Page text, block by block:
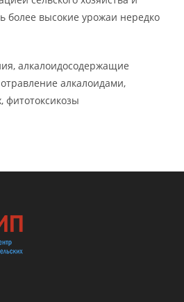
более высокие урожаи нередко
алкалоидосодержащие
алкалоидами,
фитотоксикозы